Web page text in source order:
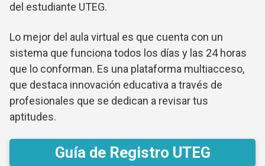
del estudiante UTEG.
Lo mejor del aula virtual es que cuenta con un
sistema que funciona todos los días y las 24 horas
que lo conforman. Es una plataforma multiacceso,
que destaca innovación educativa a través de
profesionales que se dedican a revisar tus
aptitudes.
Guía de Registro UTEG